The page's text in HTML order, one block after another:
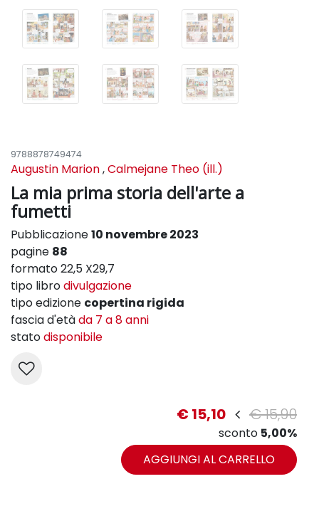
9788878749474
Augustin Marion,Calmejane Theo (ill.)
La mia prima storia dell'arte a
fumetti
Pubblicazione10 novembre 2023
pagine 88
formato 22,5 X29,7
tipo librodivulgazione
tipo edizione copertina rigida
fascia d'etàda 7 a 8 anni
statodisponibile
€ 15,10 € 15,90
sconto 5,00%
AGGIUNGI AL CARRELLO